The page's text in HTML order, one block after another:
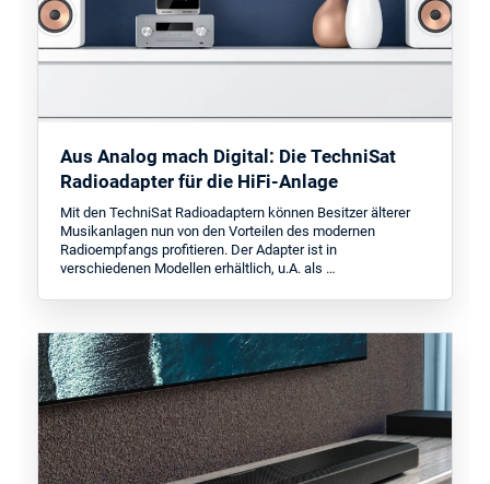
Aus Analog mach Digital: Die TechniSat
Radioadapter für die HiFi-Anlage
Mit den TechniSat Radioadaptern können Besitzer älterer
Musikanlagen nun von den Vorteilen des modernen
Radioempfangs profitieren. Der Adapter ist in
verschiedenen Modellen erhältlich, u.A. als …